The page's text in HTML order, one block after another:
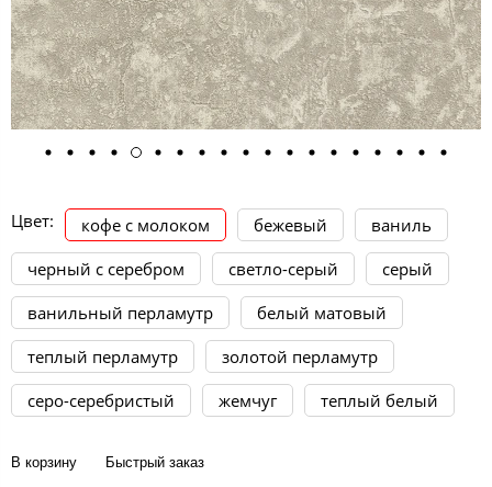
Цвет: кофе с молоком бежевый
ваниль
черный с серебром
светло-серый
серый
ванильный перламутр
белый матовый
теплый перламутр
золотой перламутр
серо-серебристый
жемчуг теплый белый
В корзину Быстрый заказ